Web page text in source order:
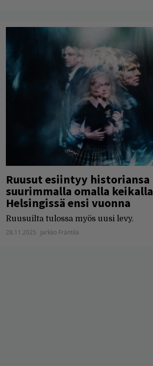
Ruusut esiintyy historiansa
suurimmalla omalla keikalla
Helsingissä ensi vuonna
Ruusuilta tulossa myös uusi levy.
28.11.2025 Jarkko Fräntilä